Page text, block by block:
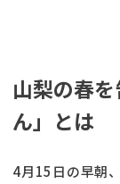
山梨の春
ん」とは
4月15日の早朝